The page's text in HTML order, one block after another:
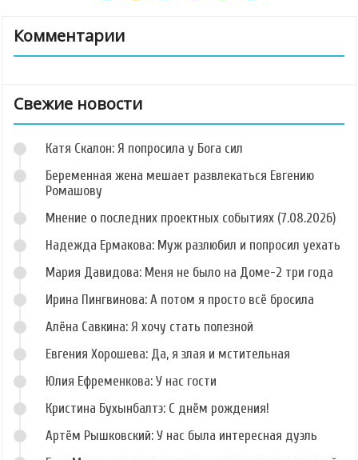
Комментарии
Свежие новости
Катя Скалон: Я попросила у Бога сил
Беременная жена мешает развлекаться Евгению
Ромашову
Мнение о последних проектных событиях (7.08.2026)
Надежда Ермакова: Муж разлюбил и попросил уехать
Мария Давидова: Меня не было на Доме-2 три года
Ирина Пингвинова: А потом я просто всё бросила
Алёна Савкина: Я хочу стать полезной
Евгения Хорошева: Да, я злая и мстительная
Юлия Ефременкова: У нас гости
Кристина Бухынбалтэ: С днём рождения!
Артём Рышковский: У нас была интересная дуэль